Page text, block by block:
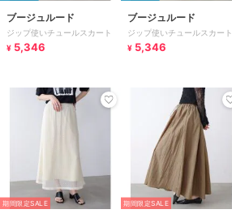
ブージュルード
ジップ使いチュールスカート
¥ 5,346
ブージュルード
ジップ使いチュールスカート
¥ 5,346
期間限定SALE 期間限定SALE